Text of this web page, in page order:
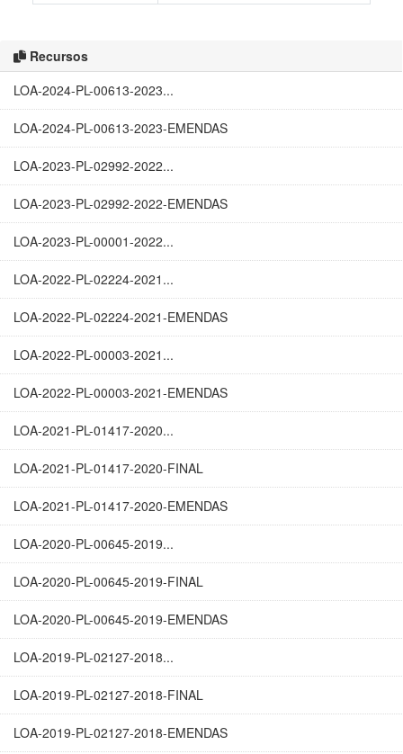
Recursos
LOA-2024-PL-00613-2023...
LOA-2024-PL-00613-2023-EMENDAS
LOA-2023-PL-02992-2022...
LOA-2023-PL-02992-2022-EMENDAS
LOA-2023-PL-00001-2022...
LOA-2022-PL-02224-2021...
LOA-2022-PL-02224-2021-EMENDAS
LOA-2022-PL-00003-2021...
LOA-2022-PL-00003-2021-EMENDAS
LOA-2021-PL-01417-2020...
LOA-2021-PL-01417-2020-FINAL
LOA-2021-PL-01417-2020-EMENDAS
LOA-2020-PL-00645-2019...
LOA-2020-PL-00645-2019-FINAL
LOA-2020-PL-00645-2019-EMENDAS
LOA-2019-PL-02127-2018...
LOA-2019-PL-02127-2018-FINAL
LOA-2019-PL-02127-2018-EMENDAS